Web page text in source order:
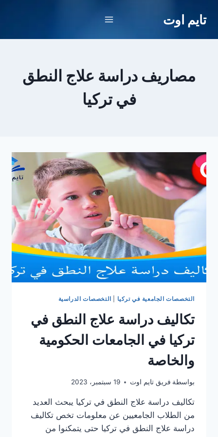
تايم اوت
مصاريف دراسة علاج النطق
في تركيا
التخصصات الجامعية في تركيا التخصصات الدراسية
تكاليف دراسة علاج النطق في
تركيا في الجامعات الحكومية
والخاصة
بواسطة فريق تايم اوت 19 سبتمبر، 2023
تكاليف دراسة علاج النطق في تركيا يبحث العديد
من الطلاب الجامعيين عن معلومات تخص تكاليف
دراسة علاج النطق في تركيا حتى يتمكنوا من